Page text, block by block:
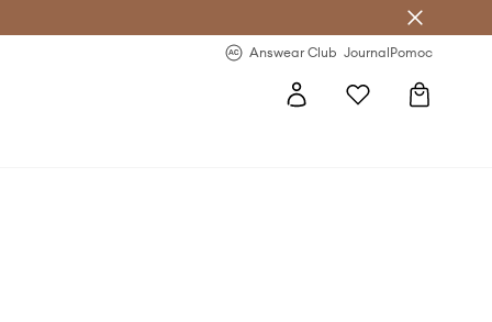
Answear Club JournalPomoc